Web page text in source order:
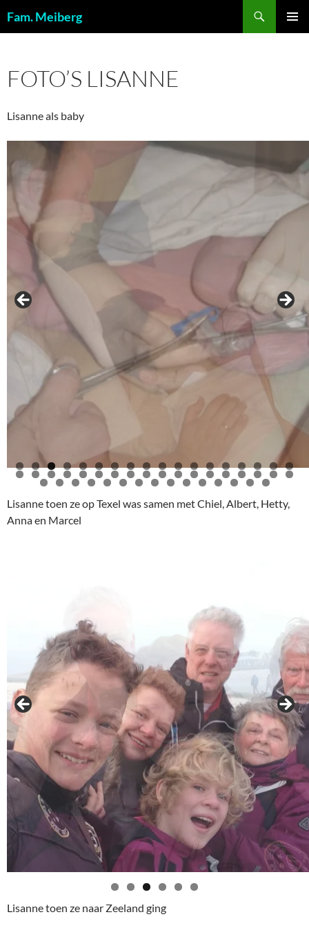
naar
Fam. Meiberg
FOTO’S LISANNE
Lisanne als baby
0 1 2 3 4 5 6 7 8
9 0 1 2 3 4 5 6 7 8 9 0 1 2 3 4 5 6
7 8 9 0 1 2 3 4 5 6 7 8 9 0
1
Lisanne toen ze op Texel was samen met Chiel, Albert, Hetty,
Anna en Marcel
Lisanne toen ze naar Zeeland ging